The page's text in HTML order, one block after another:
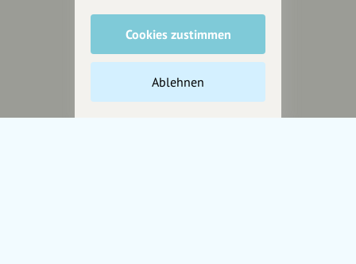
Unterstütze
unsere Plattform
Cookies zustimmen
Ablehnen